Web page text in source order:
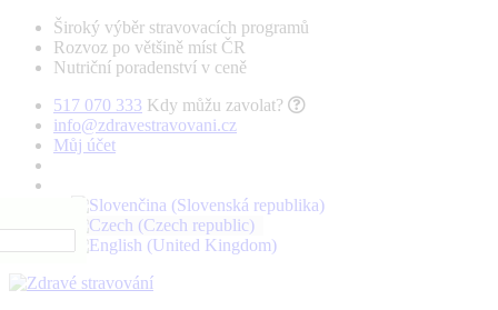
Široký výběr stravovacích programů
Rozvoz po většině míst ČR
Nutriční poradenství v ceně
517 070 333 Kdy můžu zavolat?
info@zdravestravovani.cz
Můj účet